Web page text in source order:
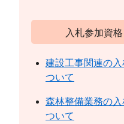
入札参加資格
建設工事関連の入
ついて
森林整備業務の入
ついて